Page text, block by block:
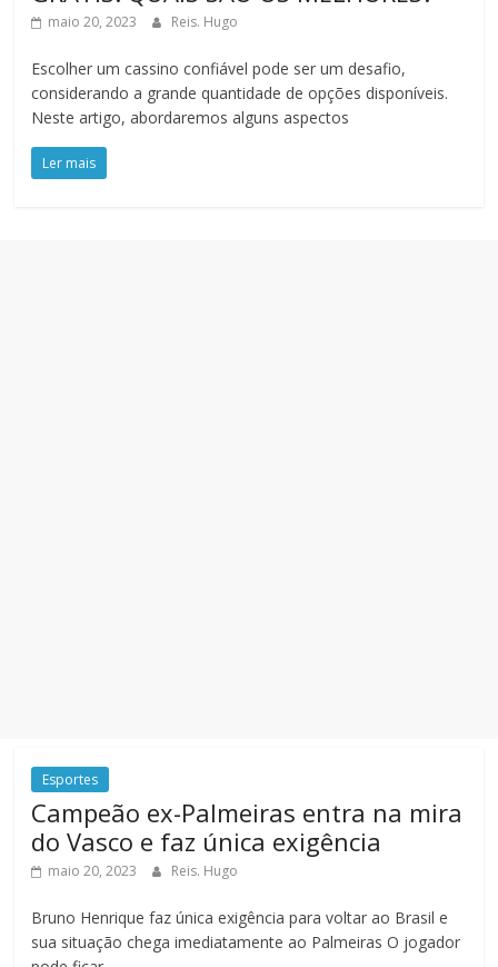
maio 20, 2023 Reis. Hugo
Escolher um cassino confiável pode ser um desafio,
considerando a grande quantidade de opções disponíveis.
Neste artigo, abordaremos alguns aspectos
Ler mais
Esportes
Campeão ex-Palmeiras entra na mira
do Vasco e faz única exigência
maio 20, 2023 Reis. Hugo
Bruno Henrique faz única exigência para voltar ao Brasil e
sua situação chega imediatamente ao Palmeiras O jogador